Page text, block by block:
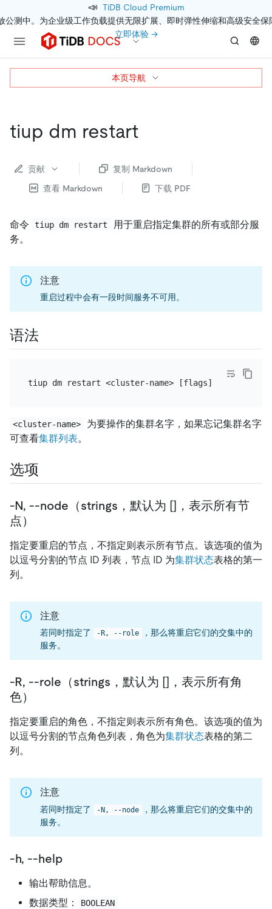
📣 TiDB Cloud Premium
公测中。为企业级工作负载提供无限扩展、即时弹性伸缩和高级安全保
立即体验 →
tiup dm restart
贡献
复制 Markdown
查看 Markdown
下载 PDF
命令 tiup dm restart
用于重启指定集群的所有或部分服
务。
注意
重启过程中会有一段时间服务不可用。
语法
<cluster-name>
为要操作的集群名字，如果忘记集群名字
可查看集群列表。
选项
-N, --node（strings，默认为 []，表示所有节
点）
指定要重启的节点，不指定则表示所有节点。该选项的值为
以逗号分割的节点 ID 列表，节点 ID 为集群状态表格的第一
列。
注意
若同时指定了 -R, --role
，那么将重启它们的交集中的
服务。
-R, --role（strings，默认为 []，表示所有角
色）
指定要重启的角色，不指定则表示所有角色。该选项的值为
以逗号分割的节点角色列表，角色为集群状态表格的第二
列。
注意
若同时指定了 -N, --node
，那么将重启它们的交集中的
服务。
-h, --help
输出帮助信息。
数据类型：
BOOLEAN
本页导航